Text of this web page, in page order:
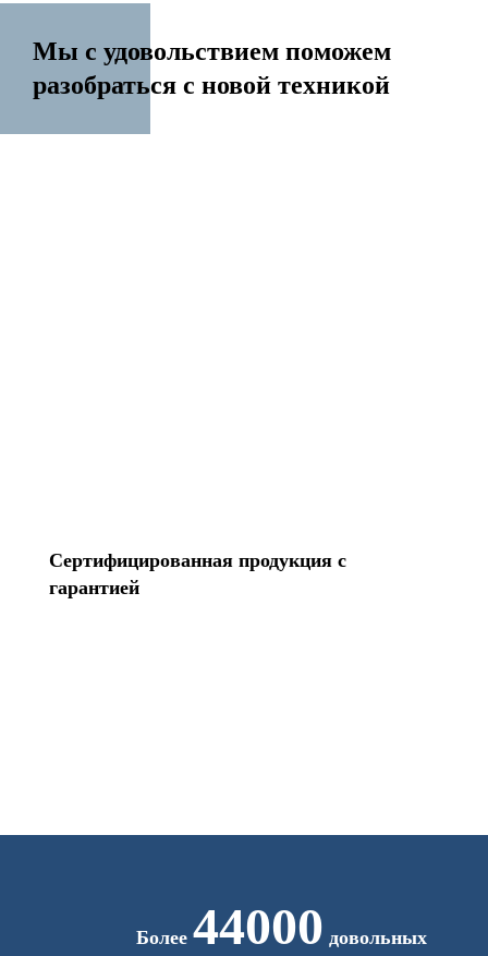
Мы с удовольствием поможем
разобраться с новой техникой
Сертифицированная продукция с
гарантией
Более 44000 довольных